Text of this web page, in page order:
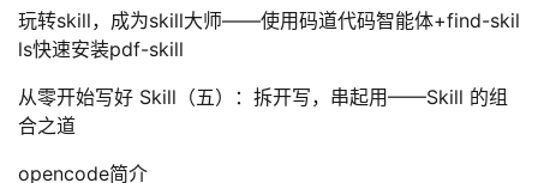
玩转skill，成为skill大师——使用码道代码智能体+find-skil
ls快速安装pdf-skill
从零开始写好 Skill（五）：拆开写，串起用——Skill 的组
合之道
opencode简介